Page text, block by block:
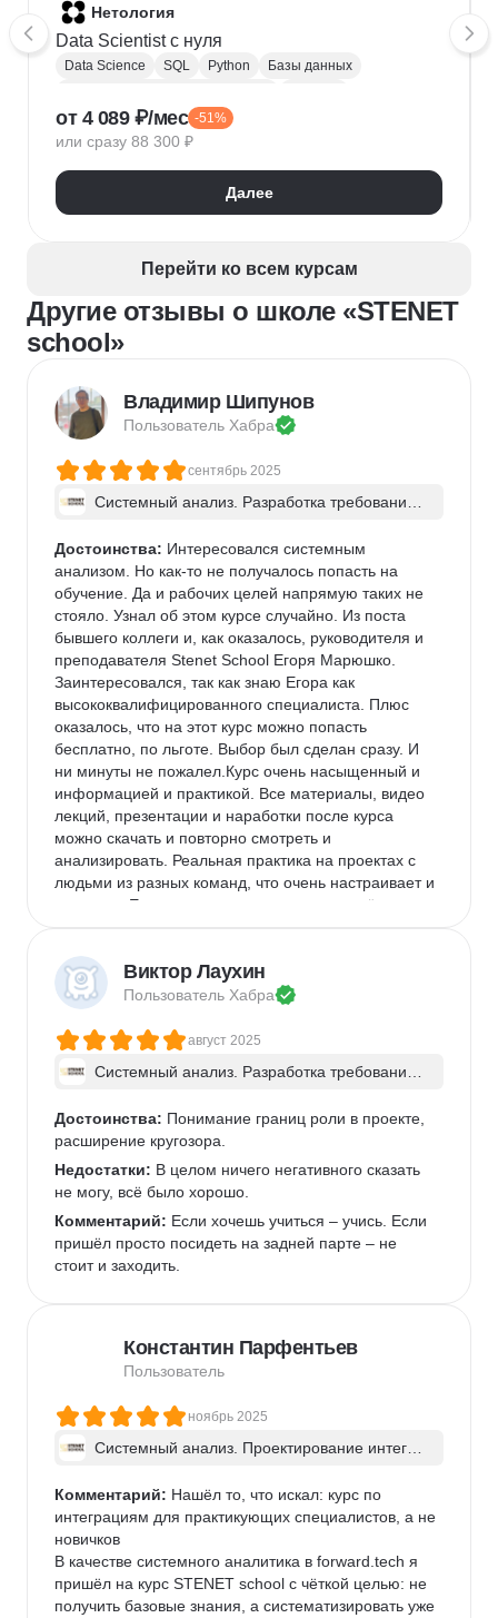
Нетология
Data Scientist с нуля
Data Science SQL Python
Базы данных
Keras
Машинное обучение
Искусственный интеллект
Математика для Data Science
Статистика
Pandas
от 4 089 ₽/мес -51%
или сразу 88 300 ₽
Далее
Перейти ко всем курсам
Другие отзывы о школе «STENET
school»
Владимир Шипунов
Пользователь Хабра
сентябрь 2025
Системный анализ. Разработка требований
нты - в группе
Достоинства: Интересовался системным
анализом. Но как-то не получалось попасть на
обучение. Да и рабочих целей напрямую таких не
стояло. Узнал об этом курсе случайно. Из поста
бывшего коллеги и, как оказалось, руководителя и
преподавателя Stenet School Егоря Марюшко.
Заинтересовался, так как знаю Егора как
высококвалифицированного специалиста. Плюс
оказалось, что на этот курс можно попасть
бесплатно, по льготе. Выбор был сделан сразу. И
ни минуты не пожалел.Курс очень насыщенный и
информацией и практикой. Все материалы, видео
лекций, презентации и наработки после курса
можно скачать и повторно смотреть и
анализировать. Реальная практика на проектах с
людьми из разных команд, что очень настраивает и
помогает. Егор очень хорошо и понятно всё
Недостатки: Понравилось в принципе всё. Очень
маленький минус может быть за долгий разбор
Видно ошибки свои и чужие, возможность их
исправить и отзыв преподавателя, что улучшить.
новичков. Всё таки надо иметь какой-то небольшой
опыт работы в IT и рабочий бекграунд.
Виктор Лаухин
Пользователь Хабра
август 2025
Системный анализ. Разработка требований
нты - в группе
Достоинства: Понимание границ роли в проекте,
расширение кругозора.
Недостатки: В целом ничего негативного сказать
не могу, всё было хорошо.
Комментарий: Если хочешь учиться – учись. Если
пришёл просто посидеть на задней парте – не
стоит и заходить.
Константин Парфентьев
Пользователь
ноябрь 2025
Системный анализ. Проектирование интегра
Комментарий: Нашёл то, что искал: курс по
интеграциям для практикующих специалистов, а не
новичков
В качестве системного аналитика в forward.tech я
пришёл на курс STENET school с чёткой целью: не
получить базовые знания, а систематизировать уже